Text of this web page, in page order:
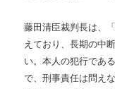
藤田清臣裁判長は、
えており、長期の中
い。本人の犯行であ
で、刑事責任は問え